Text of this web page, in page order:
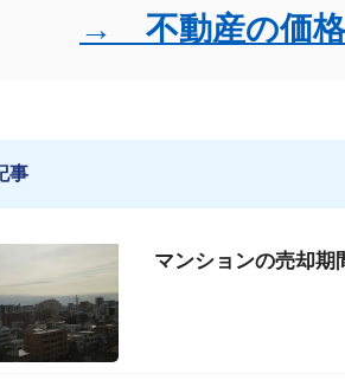
→ 不動産の価
事
マンションの売却期